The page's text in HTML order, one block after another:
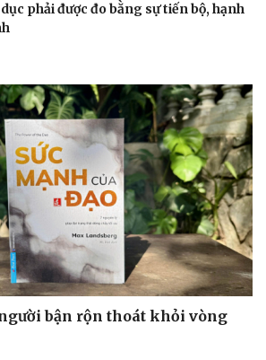
phải được đo bằng sự tiến bộ, hạnh
bận rộn thoát khỏi vòng